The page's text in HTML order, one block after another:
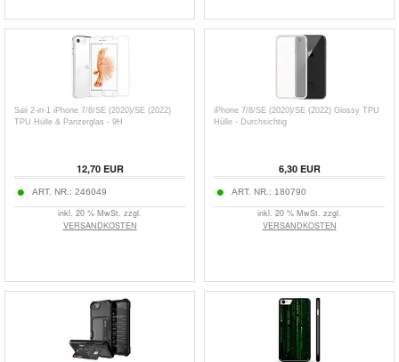
Saii 2-in-1 iPhone 7/8/SE (2020)/SE (2022)
TPU Hülle & Panzerglas - 9H
12,70EUR
ART. NR.: 246049
inkl. 20 % MwSt. zzgl.
VERSANDKOSTEN
iPhone 7/8/SE (2020)/SE (2022) Glossy TPU
Hülle - Durchsichtig
6,30EUR
ART. NR.: 180790
inkl. 20 % MwSt. zzgl.
VERSANDKOSTEN